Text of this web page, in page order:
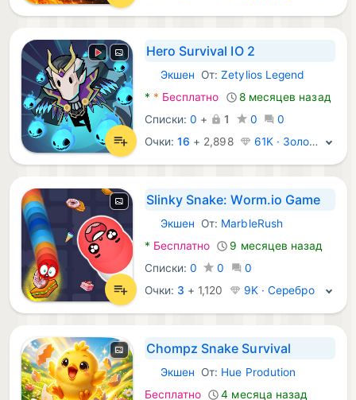
Hero Survival IO 2
Android Игры:
Экшен От:Zetylios Legend
* * Бесплатно
8 месяцев назад
Списки:0 + 1 0
0
Очки: 16 + 2,898 61K · Золото
Slinky Snake: Worm.io Game
Android Игры:
Экшен От: MarbleRush
* Бесплатно
9 месяцев назад
Списки:0 0
0
Очки: 3 + 1,120 9K · Серебро
Chompz Snake Survival
Android Игры:
Экшен От: Hue Prodution
Бесплатно
4 месяца назад